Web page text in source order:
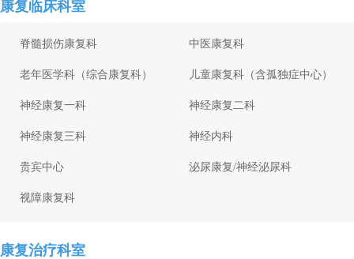
康复临床科室
脊髓损伤康复科 中医康复科
老年医学科（综合康复科） 儿童康复科（含孤独症中心）
神经康复一科 神经康复二科
神经康复三科 神经内科
贵宾中心 泌尿康复/神经泌尿科
视障康复科
康复治疗科室